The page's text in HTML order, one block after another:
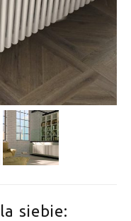
siebie: